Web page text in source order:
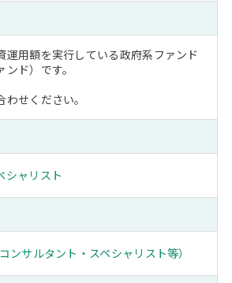
運用額を実行している政府系ファンド
ンド）です。
せください。
シャリスト
ンサルタント・スペシャリスト等）